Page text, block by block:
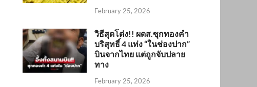
February 25, 2026
วิธีสุดโต่ง!! ผดส.ซุกทองคำ
บริสุทธิ์ 4 แท่ง “ในช่องปาก”
บินจากไทย แต่ถูกจับปลาย
ทาง
February 25, 2026